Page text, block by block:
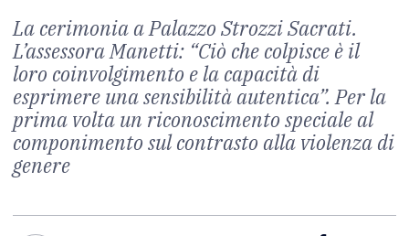
La cerimonia a Palazzo Strozzi Sacrati.
L’assessora Manetti: “Ciò che colpisce è il
loro coinvolgimento e la capacità di
esprimere una sensibilità autentica”. Per la
prima volta un riconoscimento speciale al
componimento sul contrasto alla violenza di
genere